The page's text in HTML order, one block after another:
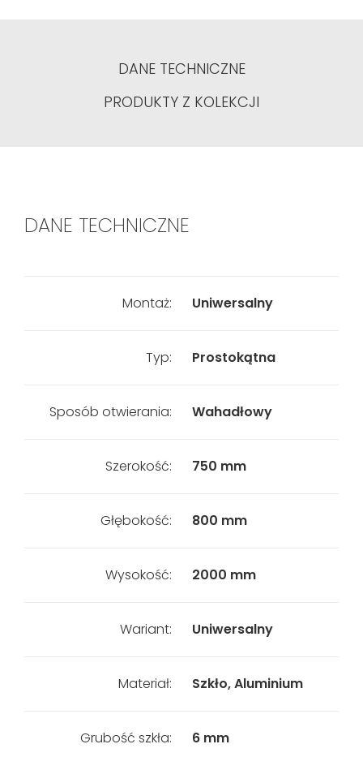
DANE TECHNICZNE
PRODUKTY Z KOLEKCJI
DANE TECHNICZNE
Montaż: Uniwersalny
Typ: Prostokątna
Sposób otwierania: Wahadłowy
Szerokość: 750 mm
Głębokość: 800 mm
Wysokość: 2000 mm
Wariant: Uniwersalny
Materiał: Szkło, Aluminium
Grubość szkła: 6 mm